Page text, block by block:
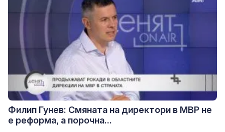
Филип Гунев: Смяната на директори в МВР не
е реформа, а порочна...